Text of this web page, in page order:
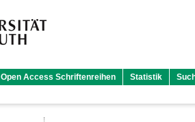
Open Access Schriftenreihen Statistik